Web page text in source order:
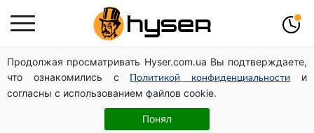
Продолжая просматривать Hyser.com.ua Вы подтверждаете,
что ознакомились с
Политикой конфиденциальности
и
согласны с использованием файлов cookie.
Понял
Стрілянина на заправці заради розваги: син одіозного
ексрегіонала випорхнув з СІЗО за смішні гроші вже
наступного дня
Гола Олена Тополя у цікавих позах змусила відвисати
щелепи: злив відео – було лише початком